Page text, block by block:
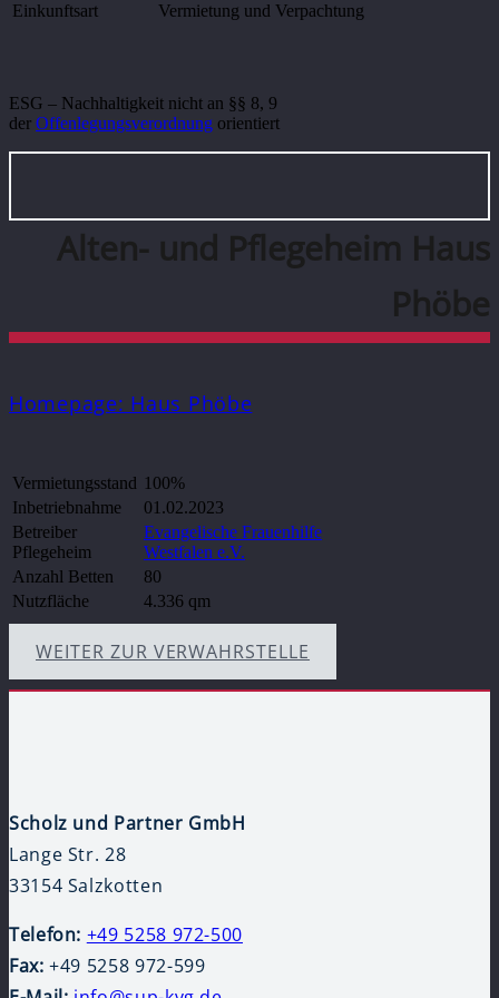
Einkunftsart
Vermietung und Verpachtung
ESG – Nachhaltigkeit nicht an §§ 8, 9
der Offenlegungsverordnung orientiert
Alten- und Pflegeheim Haus
Phöbe
Homepage: Haus Phöbe
Vermietungsstand 100%
Inbetriebnahme
01.02.2023
Betreiber
Pflegeheim
Evangelische Frauenhilfe
Westfalen e.V.
Anzahl Betten
80
Nutzfläche
4.336 qm
WEITER ZUR VERWAHRSTELLE
Scholz und Partner GmbH
Lange Str. 28
33154 Salzkotten
Telefon: +49 5258 972-500
Fax: +49 5258 972-599